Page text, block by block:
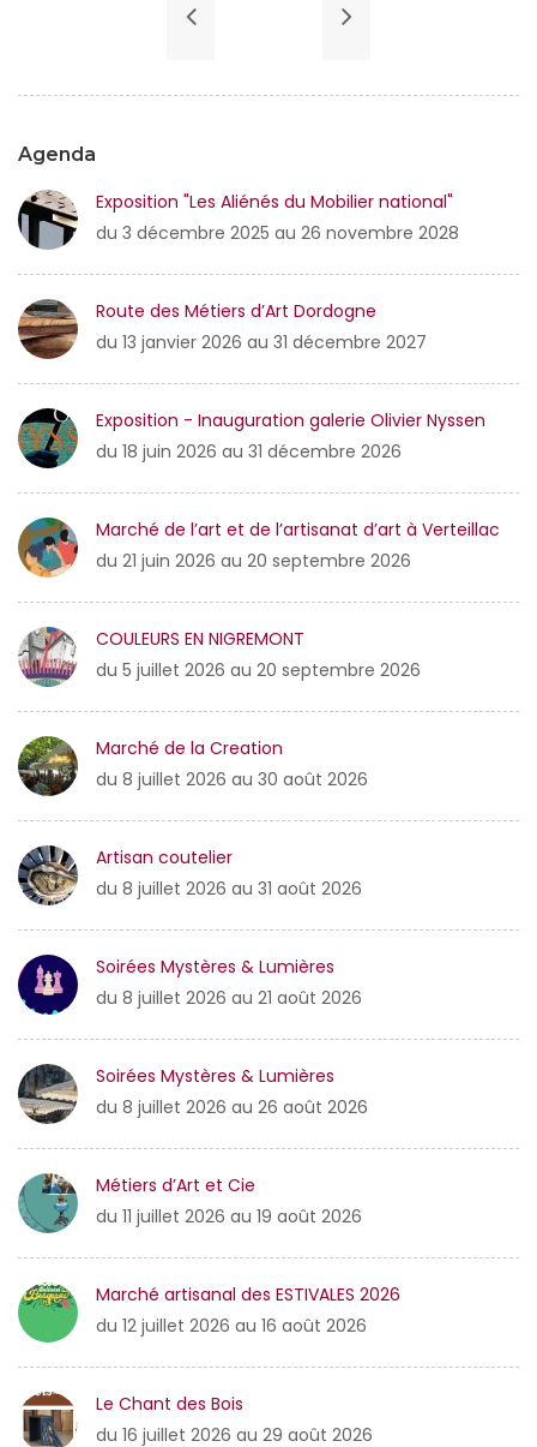
Agenda
Exposition "Les Aliénés du Mobilier national"
du 3 décembre 2025 au 26 novembre 2028
Route des Métiers d’Art Dordogne
du 13 janvier 2026 au 31 décembre 2027
Exposition - Inauguration galerie Olivier Nyssen
du 18 juin 2026 au 31 décembre 2026
Marché de l’art et de l’artisanat d’art à Verteillac
du 21 juin 2026 au 20 septembre 2026
COULEURS EN NIGREMONT
du 5 juillet 2026 au 20 septembre 2026
Marché de la Creation
du 8 juillet 2026 au 30 août 2026
Artisan coutelier
du 8 juillet 2026 au 31 août 2026
Soirées Mystères & Lumières
du 8 juillet 2026 au 21 août 2026
Soirées Mystères & Lumières
du 8 juillet 2026 au 26 août 2026
Métiers d’Art et Cie
du 11 juillet 2026 au 19 août 2026
Marché artisanal des ESTIVALES 2026
du 12 juillet 2026 au 16 août 2026
Le Chant des Bois
du 16 juillet 2026 au 29 août 2026